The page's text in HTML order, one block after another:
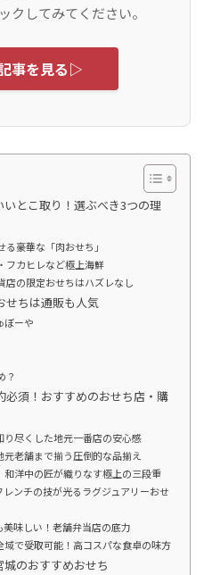
クしてみてください。
事を見る▷
とこ取り！選ぶべき3つの理
豪華な「肉おせち」
フカヒレなど極上海鮮
店の限定おせちはハズレなし
せちは通販も人気
ぼーや
？
必須！おすすめのおせち店・購
尽くした地元一番店の安心感
老舗まで揃う圧倒的な品揃え
洋中の匠が織りなす極上の三段重
ンチの技が光るラグジュアリーおせ
味しい！老舗弁当店の底力
で受取可能！高コスパな食卓の味方
のおすすめおせち